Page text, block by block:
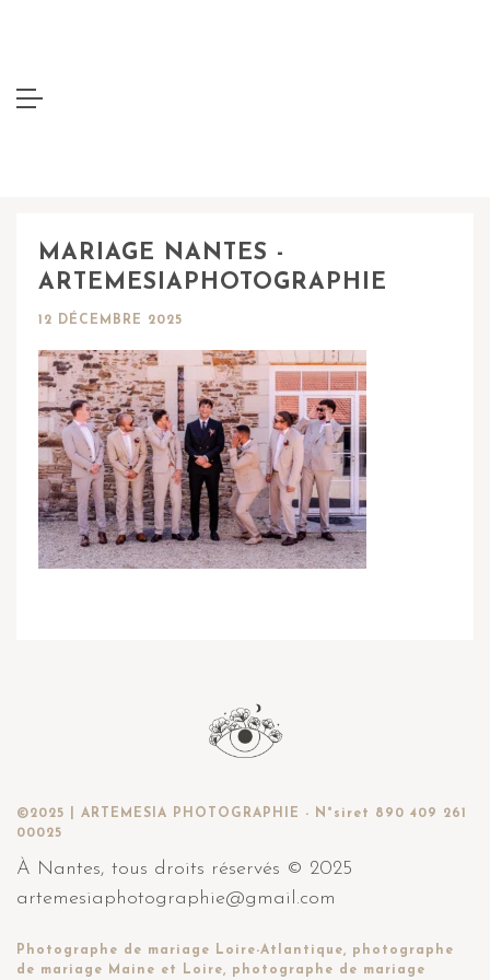
MARIAGE NANTES -
ARTEMESIAPHOTOGRAPHIE
12 DÉCEMBRE 2025
©2025 | ARTEMESIA PHOTOGRAPHIE - N°siret 890 409 261
00025
À Nantes, tous droits réservés © 2025
artemesiaphotographie@gmail.com
Photographe de mariage Loire-Atlantique, photographe
de mariage Maine et Loire, photographe de mariage